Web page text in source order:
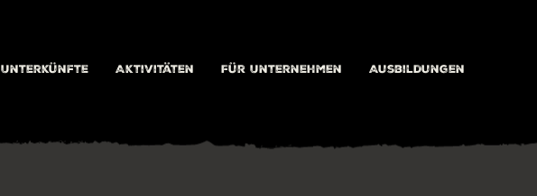
Unterkünfte Aktivitäten Für Unternehmen Ausbildungen